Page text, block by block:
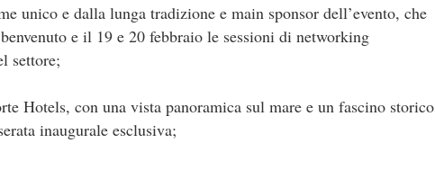
unico e dalla lunga tradizione e main sponsor dell’evento, che
e il 19 e 20 febbraio le sessioni di networking
settore;
Hotels, con una vista panoramica sul mare e un fascino storico
inaugurale esclusiva;